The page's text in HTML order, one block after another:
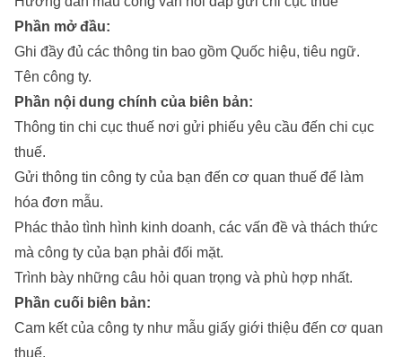
Phần mở đầu:
Ghi đầy đủ các thông tin bao gồm Quốc hiệu, tiêu ngữ.
Tên công ty.
Phần nội dung chính của biên bản:
Thông tin chi cục thuế nơi gửi phiếu yêu cầu đến chi cục
thuế.
Gửi thông tin công ty của bạn đến cơ quan thuế để làm
hóa đơn mẫu.
Phác thảo tình hình kinh doanh, các vấn đề và thách thức
mà công ty của bạn phải đối mặt.
Trình bày những câu hỏi quan trọng và phù hợp nhất.
Phần cuối biên bản:
Cam kết của công ty như mẫu giấy giới thiệu đến cơ quan
thuế.